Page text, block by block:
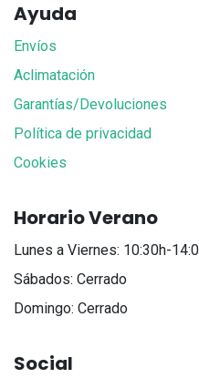
Ayuda
Envíos
Aclimatación
Garantías/Devoluciones
Política de privacidad
Cookies
Horario Verano
Lunes a Viernes: 10:30h-
Sábados: Cerrado
Domingo: Cerrado
Social